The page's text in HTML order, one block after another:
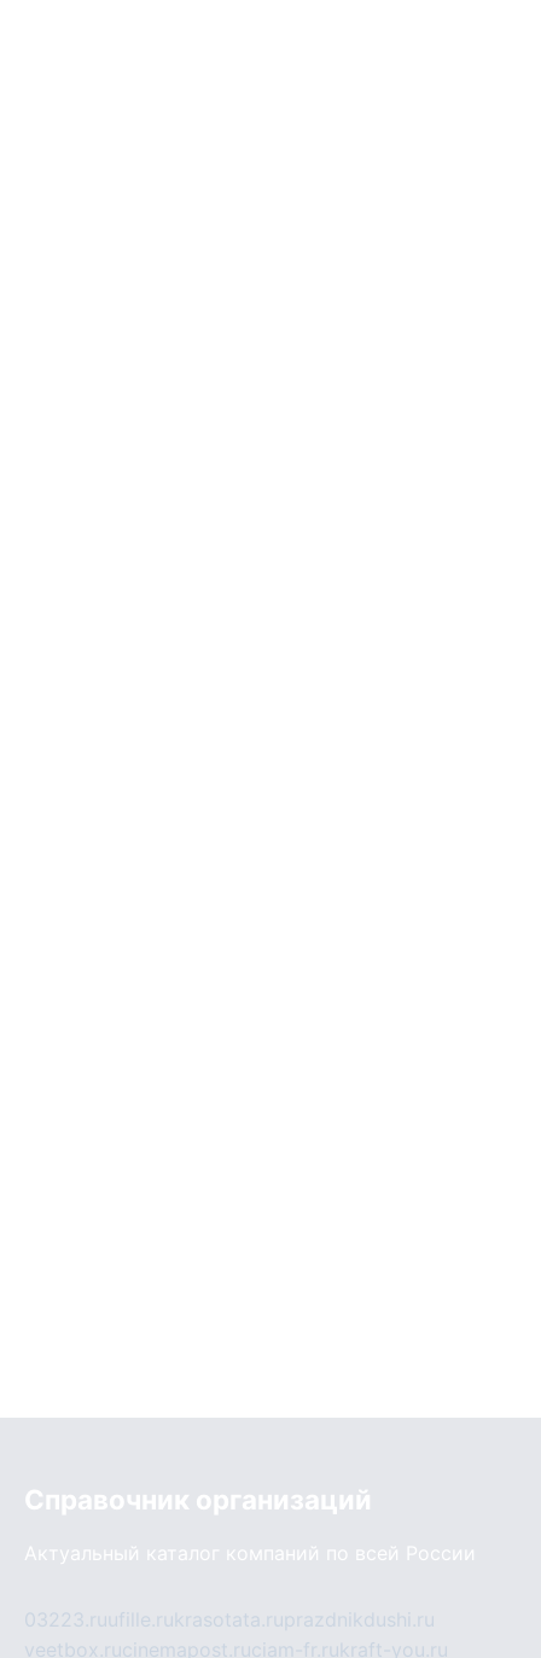
Справочник организаций
Актуальный каталог компаний по всей России
03223.ruufille.rukrasotata.ruprazdnikdushi.ru
veetbox.rucinemapost.ruciam-fr.rukraft-you.ru